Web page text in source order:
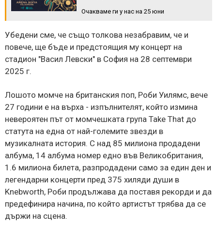
Очакваме ги у нас на 25 юни
Убедени сме, че също толкова незабравим, че и
повече, ще бъде и предстоящия му концерт на
стадион "Васил Левски" в София на 28 септември
2025 г.
Лошото момче на британския поп, Роби Уилямс, вече
27 години е на върха - изпълнителят, който измина
невероятен път от момчешката група Take That до
статута на една от най-големите звезди в
музикалната история. С над 85 милиона продадени
албума, 14 албума номер едно във Великобритания,
1.6 милиона билета, разпродадени само за един ден и
легендарни концерти пред 375 хиляди души в
Knebworth, Роби продължава да поставя рекорди и да
предефинира начина, по който артистът трябва да се
държи на сцена.